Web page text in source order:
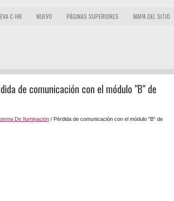
C-HR NUEVO PÁGINAS SUPERIORES MAPA DEL SITIO
de comunicación con el módulo "B" de
De Iluminación / Pérdida de comunicación con el módulo "B" de